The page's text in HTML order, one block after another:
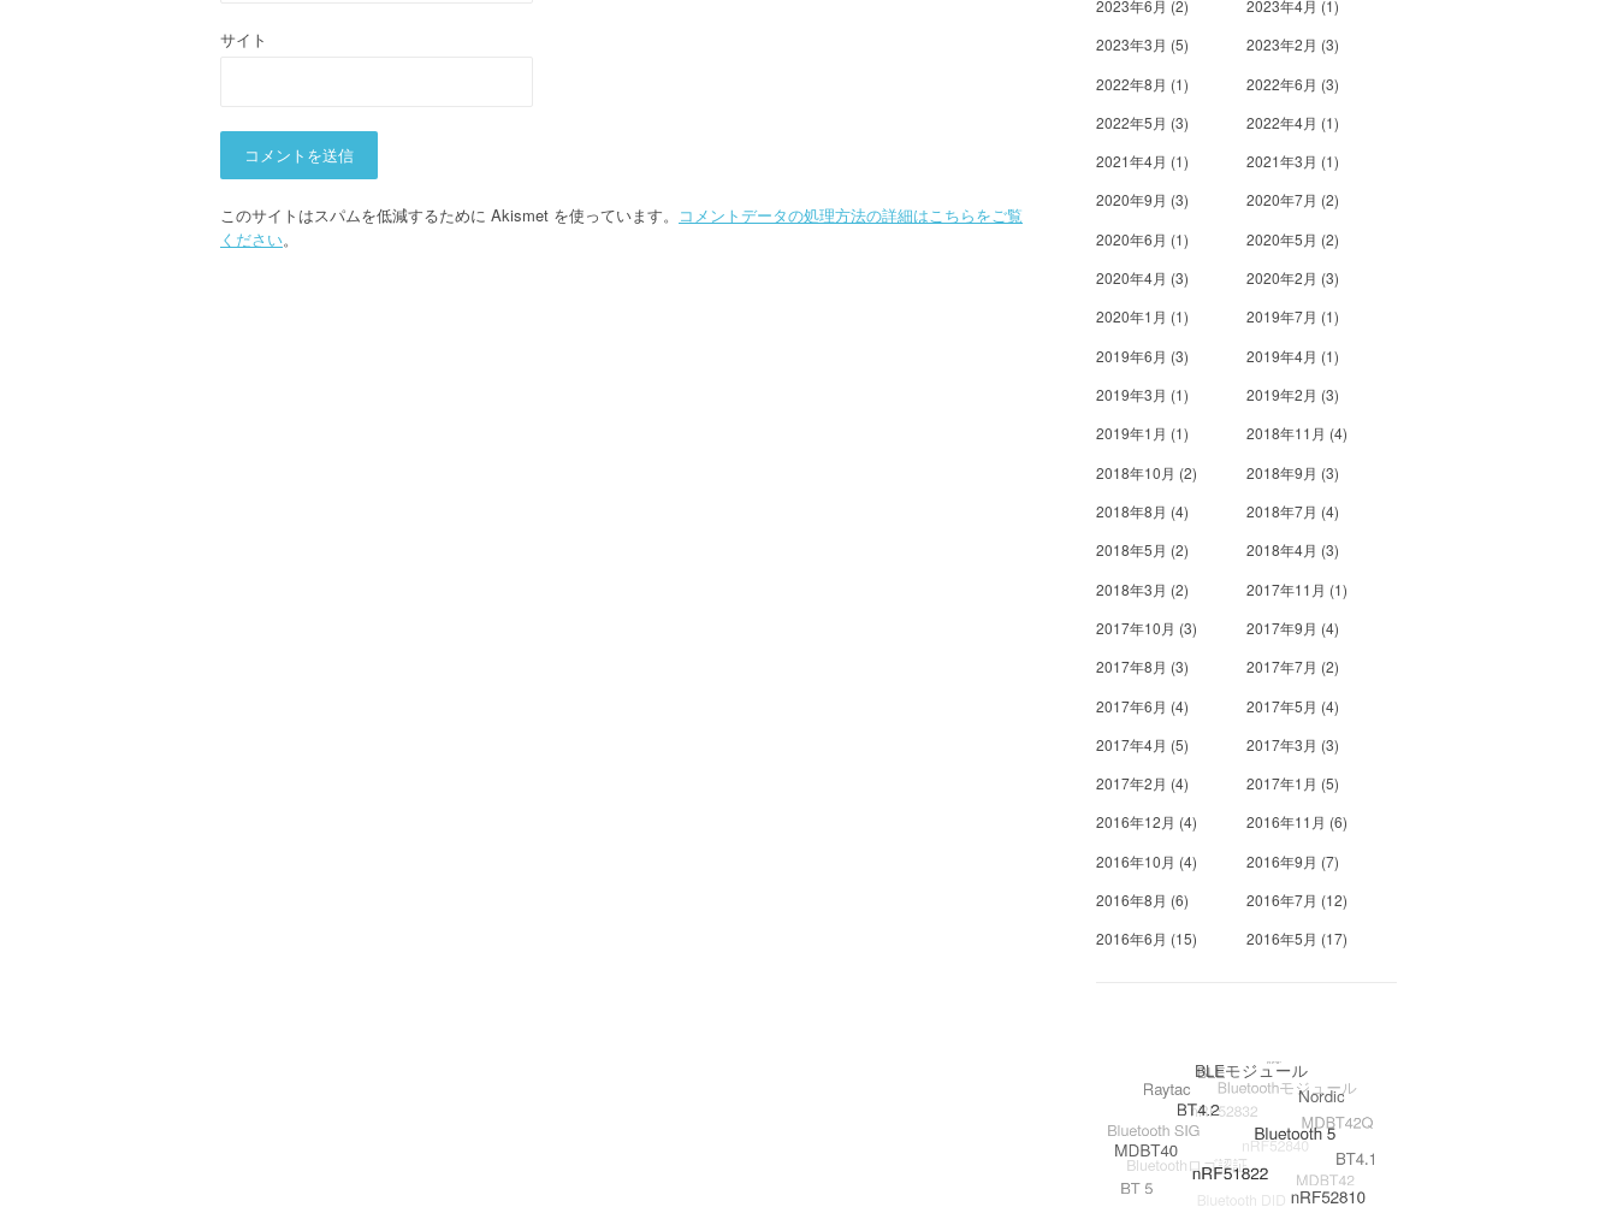
サイト
このサイトはスパムを低減するために Akismet を使っています。 コメントデータの処理方法の詳細はこちらをご覧
ください。
2023年6月 (2) 2023年4月 (1)
2023年3月 (5) 2023年2月 (3)
2022年8月 (1) 2022年6月 (3)
2022年5月 (3) 2022年4月 (1)
2021年4月 (1) 2021年3月 (1)
2020年9月 (3) 2020年7月 (2)
2020年6月 (1) 2020年5月 (2)
2020年4月 (3) 2020年2月 (3)
2020年1月 (1) 2019年7月 (1)
2019年6月 (3) 2019年4月 (1)
2019年3月 (1) 2019年2月 (3)
2019年1月 (1) 2018年11月 (4)
2018年10月 (2) 2018年9月 (3)
2018年8月 (4) 2018年7月 (4)
2018年5月 (2) 2018年4月 (3)
2018年3月 (2) 2017年11月 (1)
2017年10月 (3) 2017年9月 (4)
2017年8月 (3) 2017年7月 (2)
2017年6月 (4) 2017年5月 (4)
2017年4月 (5) 2017年3月 (3)
2017年2月 (4) 2017年1月 (5)
2016年12月 (4) 2016年11月 (6)
2016年10月 (4) 2016年9月 (7)
2016年8月 (6) 2016年7月 (12)
2016年6月 (15) 2016年5月 (17)